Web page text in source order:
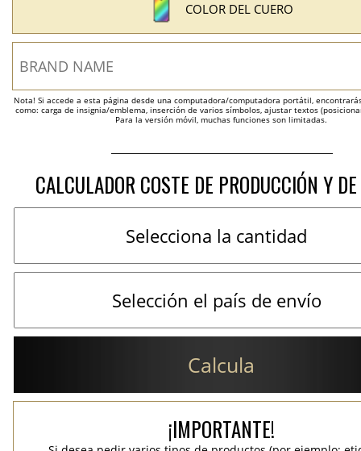
COLOR DEL CUERO
Nota! Si accede a esta página desde una computadora/computadora portátil,
como: carga de insignia/emblema, inserción de varios símbolos, ajustar textos
Para la versión móvil, muchas funciones son limitadas.
CALCULADOR COSTE DE PRODUCCIÓN Y
Calcula
¡IMPORTANTE!